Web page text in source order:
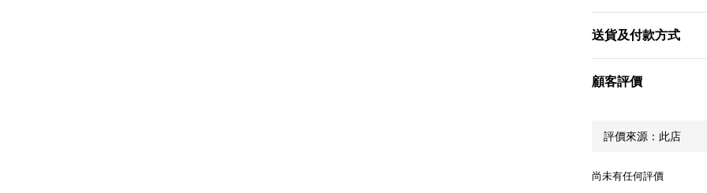
送貨及付款方式
顧客評價
尚未有任何評價